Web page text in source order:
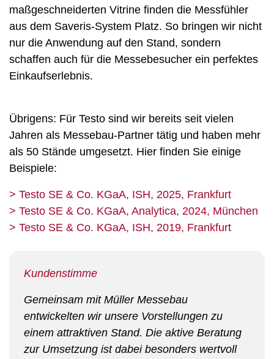
maßgeschneiderten Vitrine finden die Messfühler
aus dem Saveris-System Platz. So bringen wir nicht
nur die Anwendung auf den Stand, sondern
schaffen auch für die Messebesucher ein perfektes
Einkaufserlebnis.
Übrigens: Für Testo sind wir bereits seit vielen
Jahren als Messebau-Partner tätig und haben mehr
als 50 Stände umgesetzt. Hier finden Sie einige
Beispiele:
> Testo SE & Co. KGaA, ISH, 2025, Frankfurt
> Testo SE & Co. KGaA, Analytica, 2024, München
> Testo SE & Co. KGaA, ISH, 2019, Frankfurt
Kundenstimme
Gemeinsam mit Müller Messebau
entwickelten wir unsere Vorstellungen zu
einem attraktiven Stand. Die aktive Beratung
zur Umsetzung ist dabei besonders wertvoll